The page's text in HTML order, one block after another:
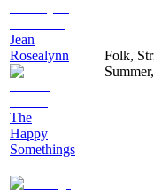
Jean
Rosealynn
The
Happy
Somethings
Folk,